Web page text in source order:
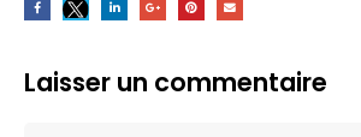
Laisser un commentaire